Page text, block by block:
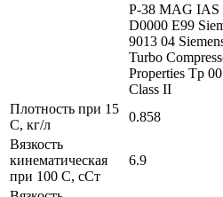
P-38 MAG IAS
D0000 E99
9013 04
Turbo
Properties Tp
Class II
Плотность при 15
С, кг/л
0.858
Вязкость
кинематическая
при 100 С, сСт
6.9